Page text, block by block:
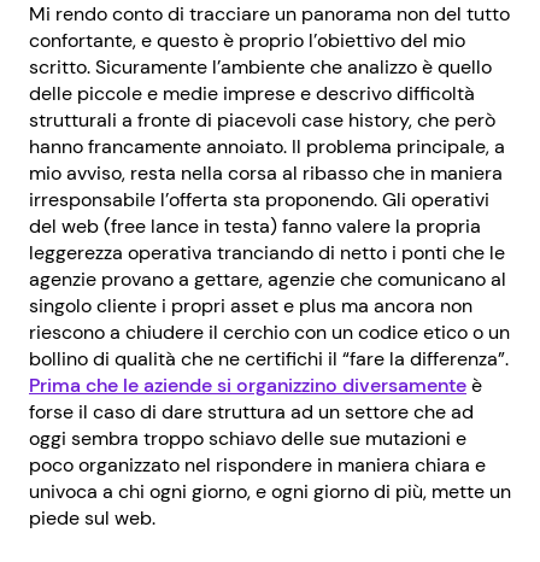
Mi rendo conto di tracciare un panorama non del tutto
confortante, e questo è proprio l’obiettivo del mio
scritto. Sicuramente l’ambiente che analizzo è quello
delle piccole e medie imprese e descrivo difficoltà
strutturali a fronte di piacevoli case history, che però
hanno francamente annoiato. Il problema principale, a
mio avviso, resta nella corsa al ribasso che in maniera
irresponsabile l’offerta sta proponendo. Gli operativi
del web (free lance in testa) fanno valere la propria
leggerezza operativa tranciando di netto i ponti che le
agenzie provano a gettare, agenzie che comunicano al
singolo cliente i propri asset e plus ma ancora non
riescono a chiudere il cerchio con un codice etico o un
bollino di qualità che ne certifichi il “fare la differenza”.
Prima che le aziende si organizzino diversamenteè
forse il caso di dare struttura ad un settore che ad
oggi sembra troppo schiavo delle sue mutazioni e
poco organizzato nel rispondere in maniera chiara e
univoca a chi ogni giorno, e ogni giorno di più, mette un
piede sul web.